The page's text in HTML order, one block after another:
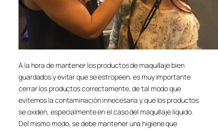
A la hora de mantener los productos de maquillaje bien
guardados y evitar que se estropeen, es muy importante
cerrar los productos correctamente, de tal modo que
evitemos la contaminación innecesaria y que los productos
se oxiden, especialmente en el caso del maquillaje líquido.
Del mismo modo, se debe mantener una higiene que